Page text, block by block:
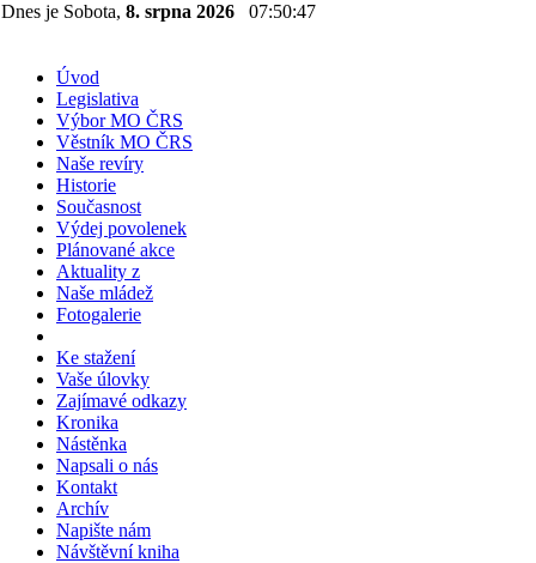
Dnes je Sobota, 8. srpna 2026 07:50:47
Úvod
Legislativa
Výbor MO ČRS
Věstník MO ČRS
Naše revíry
Historie
Současnost
Výdej povolenek
Plánované akce
Aktuality z
Naše mládež
Fotogalerie
Ke stažení
Vaše úlovky
Zajímavé odkazy
Kronika
Nástěnka
Napsali o nás
Kontakt
Archív
Napište nám
Návštěvní kniha